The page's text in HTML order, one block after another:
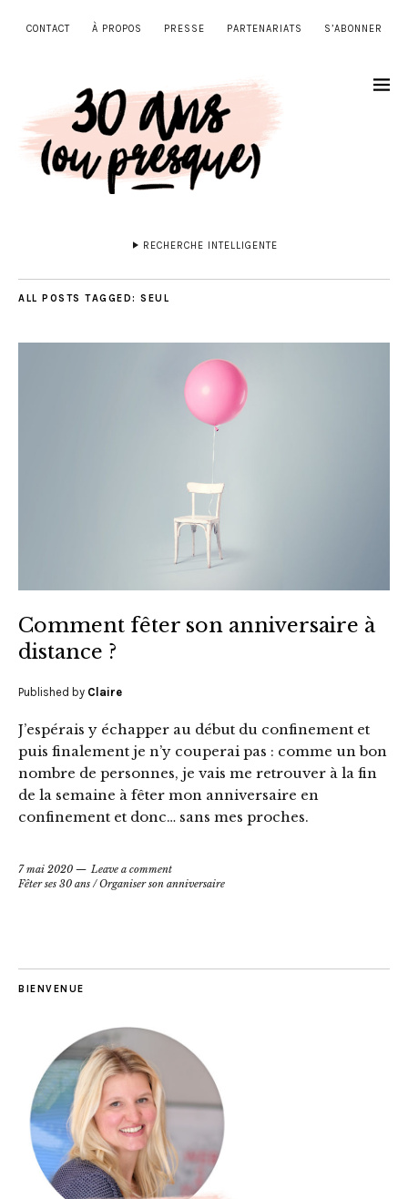
CONTACT À PROPOS PRESSE PARTENARIATS S’ABONNER
RECHERCHE INTELLIGENTE
ALL POSTS TAGGED: SEUL
Comment fêter son anniversaire à
distance ?
Published by Claire
J’espérais y échapper au début du confinement et
puis finalement je n’y couperai pas : comme un bon
nombre de personnes, je vais me retrouver à la fin
de la semaine à fêter mon anniversaire en
confinement et donc… sans mes proches.
7 mai 2020
Leave a comment
Fêter ses 30 ans /Organiser son anniversaire
BIENVENUE